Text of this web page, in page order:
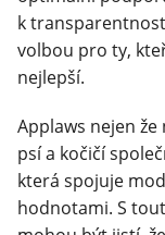
k
volbou pro ty,
nejlepší.
Applaws nejen
psí a kočičí
která spojuje
hodnotami. S